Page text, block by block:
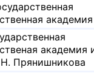
академия
академия
Прянишникова